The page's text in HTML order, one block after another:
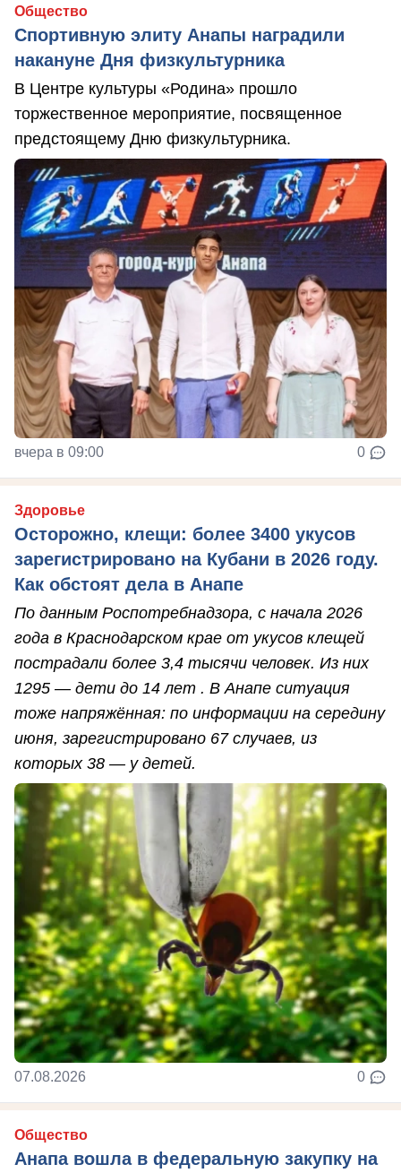
Общество
Спортивную элиту Анапы наградили
накануне Дня физкультурника
В Центре культуры «Родина» прошло
торжественное мероприятие, посвященное
предстоящему Дню физкультурника.
вчера в 09:00 0
Здоровье
Осторожно, клещи: более 3400 укусов
зарегистрировано на Кубани в 2026 году.
Как обстоят дела в Анапе
По данным Роспотребнадзора, с начала 2026
года в Краснодарском крае от укусов клещей
пострадали более 3,4 тысячи человек. Из них
1295 — дети до 14 лет . В Анапе ситуация
тоже напряжённая: по информации на середину
июня, зарегистрировано 67 случаев, из
которых 38 — у детей.
07.08.2026 0
Общество
Анапа вошла в федеральную закупку на